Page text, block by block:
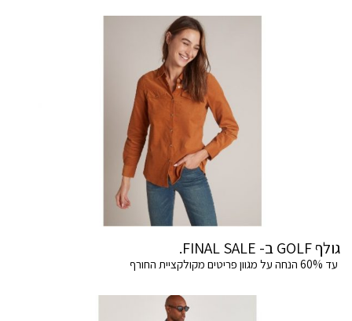
גולף GOLF ב- FINAL SALE.
עד 60% הנחה על מגוון פריטים מקולקציית החורף